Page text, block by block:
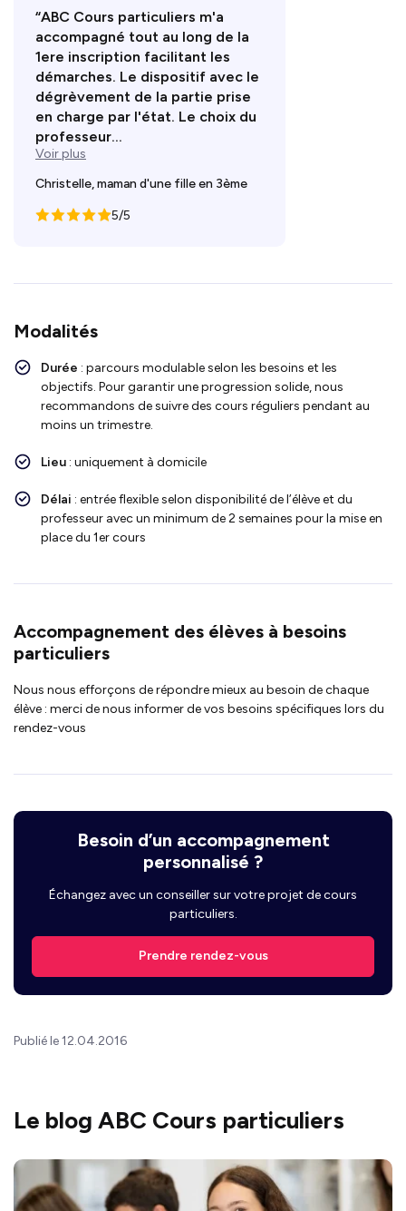
“ABC Cours particuliers m'a
accompagné tout au long de la
1ere inscription facilitant les
démarches. Le dispositif avec le
dégrèvement de la partie prise
en charge par l'état. Le choix du
professeur...
Voir plus
Christelle, maman d'une fille en 3ème
5/5
Modalités
Durée : parcours modulable selon les besoins et les
objectifs. Pour garantir une progression solide, nous
recommandons de suivre des cours réguliers pendant au
moins un trimestre.
Lieu : uniquement à domicile
Délai : entrée flexible selon disponibilité de l’élève et du
professeur avec un minimum de 2 semaines pour la mise en
place du 1er cours
Accompagnement des élèves à besoins
particuliers
Nous nous efforçons de répondre mieux au besoin de chaque
élève : merci de nous informer de vos besoins spécifiques lors du
rendez-vous
Besoin d’un accompagnement
personnalisé ?
Échangez avec un conseiller sur votre projet de cours
particuliers.
Prendre rendez-vous
Publié le 12.04.2016
Le blog ABC Cours particuliers